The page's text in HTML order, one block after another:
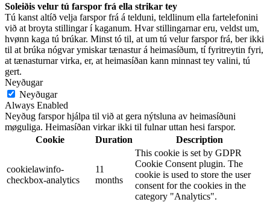
Soleiðis velur tú farspor frá ella strikar tey
Tú kanst altíð velja farspor frá á telduni, teldlinum ella fartelefonini
við at broyta stillingar í kaganum. Hvar stillingarnar eru, veldst um,
hvønn kaga tú brúkar. Minst tó til, at um tú velur farspor frá, ber ikki
til at brúka nógvar ymiskar tænastur á heimasíðum, tí fyritreytin fyri,
at tænasturnar virka, er, at heimasíðan kann minnast tey valini, tú
gert.
Neyðugar
Neyðugar
Always Enabled
Neyðug farspor hjálpa til við at gera nýtsluna av heimasíðuni
møguliga. Heimasíðan virkar ikki til fulnar uttan hesi farspor.
Cookie
Duration Description
cookielawinfo-
checkbox-analytics
11
months
This cookie is set by GDPR
Cookie Consent plugin. The
cookie is used to store the user
consent for the cookies in the
category "Analytics".